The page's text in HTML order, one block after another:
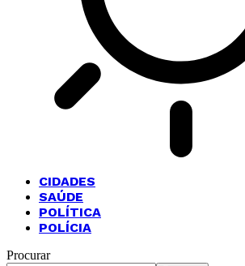
CIDADES
SAÚDE
POLÍTICA
POLÍCIA
Procurar